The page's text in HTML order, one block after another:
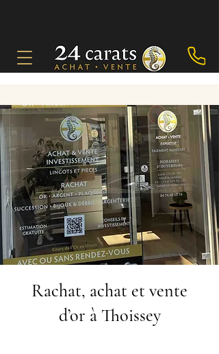
Rachat, achat et vente
d’or à Thoissey